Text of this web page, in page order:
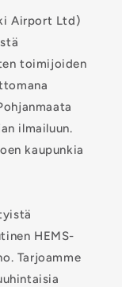
Airport Ltd)
toimijoiden
ilmailuun.
kaupunkia
HEMS-
Tarjoamme